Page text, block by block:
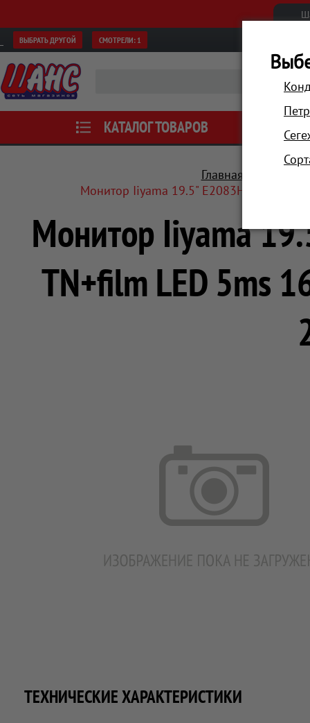
ВЫБРАТЬ ДРУГОЙ СМОТРЕЛИ: 1
КАТАЛОГ ТОВАРОВ АКЦИИ
Главная
Монитор Iiyama 19.5" E2083HSD-B1
Монитор Iiyama
TN+film LED 5ms
ТЕХНИЧЕСКИЕ ХАРАКТЕРИСТИКИ